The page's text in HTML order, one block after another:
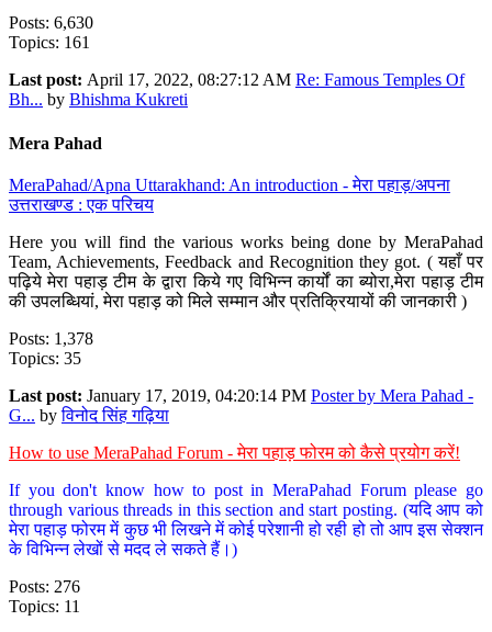
Posts: 6,630
Topics: 161
Last post: April 17, 2022, 08:27:12 AM Re: Famous Temples Of
Bh... by Bhishma Kukreti
Mera Pahad
MeraPahad/Apna Uttarakhand: An introduction - मेरा पहाड़/अपना
उत्तराखण्ड : एक परिचय
Here you will find the various works being done by MeraPahad
Team, Achievements, Feedback and Recognition they got. ( यहाँ पर
पढ़िये मेरा पहाड़ टीम के द्वारा किये गए विभिन्न कार्यों का ब्योरा,मेरा पहाड़ टीम
की उपलब्धियां, मेरा पहाड़ को मिले सम्मान और प्रतिक्रियायों की जानकारी )
Posts: 1,378
Topics: 35
Last post: January 17, 2019, 04:20:14 PM Poster by Mera Pahad -
G... byविनोद सिंह गढ़िया
How to use MeraPahad Forum - मेरा पहाड़ फोरम को कैसे प्रयोग करें!
If you don't know how to post in MeraPahad Forum please go
through various threads in this section and start posting. (यदि आप को
मेरा पहाड़ फोरम में कुछ भी लिखने में कोई परेशानी हो रही हो तो आप इस सेक्शन
के विभिन्न लेखों से मदद ले सकते हैं।)
Posts: 276
Topics: 11